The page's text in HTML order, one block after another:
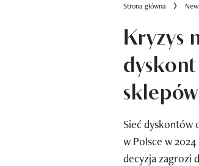
Strona główna
Kryzys
sklepów
Sieć dyskontów
w Polsce w
decyzja zagrozi